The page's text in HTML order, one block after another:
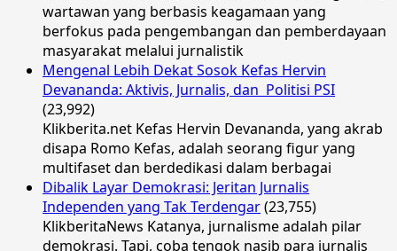
wartawan yang berbasis keagamaan yang
berfokus pada pengembangan dan pemberdayaan
masyarakat melalui jurnalistik
Mengenal Lebih Dekat Sosok Kefas Hervin
Devananda: Aktivis, Jurnalis, dan Politisi PSI
(23,992)
Klikberita.net Kefas Hervin Devananda, yang akrab
disapa Romo Kefas, adalah seorang figur yang
multifaset dan berdedikasi dalam berbagai
Dibalik Layar Demokrasi: Jeritan Jurnalis
Independen yang Tak Terdengar(23,755)
KlikberitaNews Katanya, jurnalisme adalah pilar
demokrasi. Tapi, coba tengok nasib para jurnalis